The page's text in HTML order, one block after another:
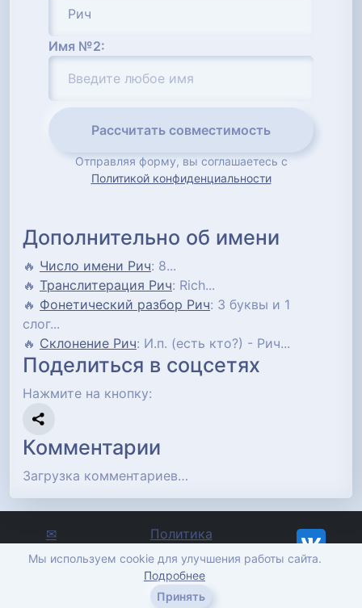
Имя №2:
Рассчитать совместимость
Отправляя форму, вы соглашаетесь с
Политикой конфиденциальности
Дополнительно об имени
🔥 Число имени Рич: 8...
🔥 Транслитерация Рич: Rich...
🔥 Фонетический разбор Рич: 3 буквы и 1
слог...
🔥 Склонение Рич: И.п. (есть кто?) - Рич...
Поделиться в соцсетях
Нажмите на кнопку:
Комментарии
Загрузка комментариев…
✉
Отправить
Политика
конфиденциальности
imena-znachenie.ru, ©
2012-2026
Мы используем cookie для улучшения работы сайта.
Подробнее
Принять